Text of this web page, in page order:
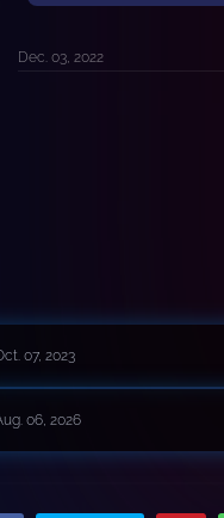
Dec. 03, 2022
07, 2023
06, 2026